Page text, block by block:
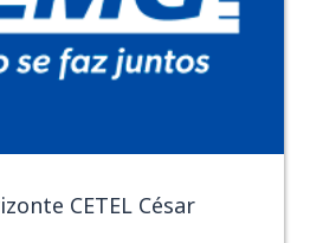
CETEL César